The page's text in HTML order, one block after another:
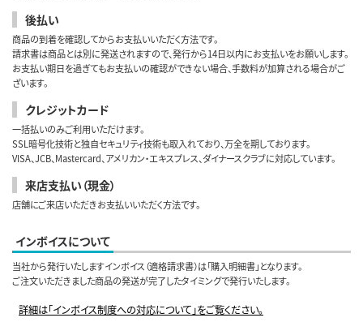
後払い
商品の到着を確認してからお支払いいただく方法です。
請求書は商品とは別に発送されますので、発行から14日以内にお支払いをお願いします。
お支払い期日を過ぎてもお支払いの確認ができない場合、手数料が加算される場合がご
ざいます。
クレジットカード
一括払いのみご利用いただけます。
SSL暗号化技術と独自セキュリティ技術も取入れており、万全を期しております。
VISA、JCB、Mastercard、アメリカン・エキスプレス、ダイナースクラブに対応しています。
来店支払い（現金）
店舗にご来店いただきお支払いいただく方法です。
インボイスについて
当社から発行いたしますインボイス（適格請求書）は「購入明細書」となります。
ご注文いただきました商品の発送が完了したタイミングで発行いたします。
詳細は「インボイス制度への対応について」をご覧ください。